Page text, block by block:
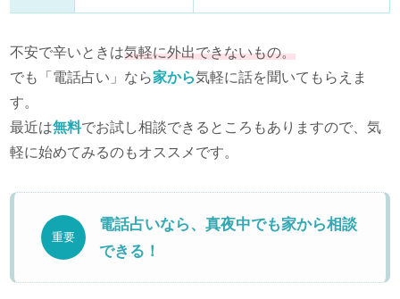
不安で辛いときは気軽に外出できないもの。
でも「電話占い」なら家から気軽に話を聞いてもらえま
す。
最近は無料でお試し相談できるところもありますので、気
軽に始めてみるのもオススメです。
重要
電話占いなら、真夜中でも家から相談
できる！